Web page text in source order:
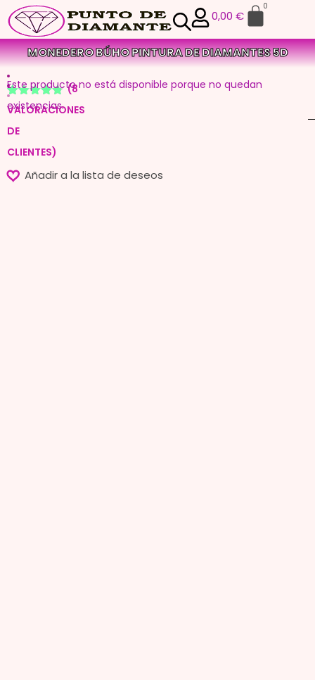
0,00 €
0
MONEDERO BÚHO PINTURA DE DIAMANTES 5D
Valorado
con4.75
de 5 en
base a
8
valoraciones
de
clientes
(8
VALORACIONES
DE
CLIENTES)
Este producto no está disponible porque no quedan
existencias.